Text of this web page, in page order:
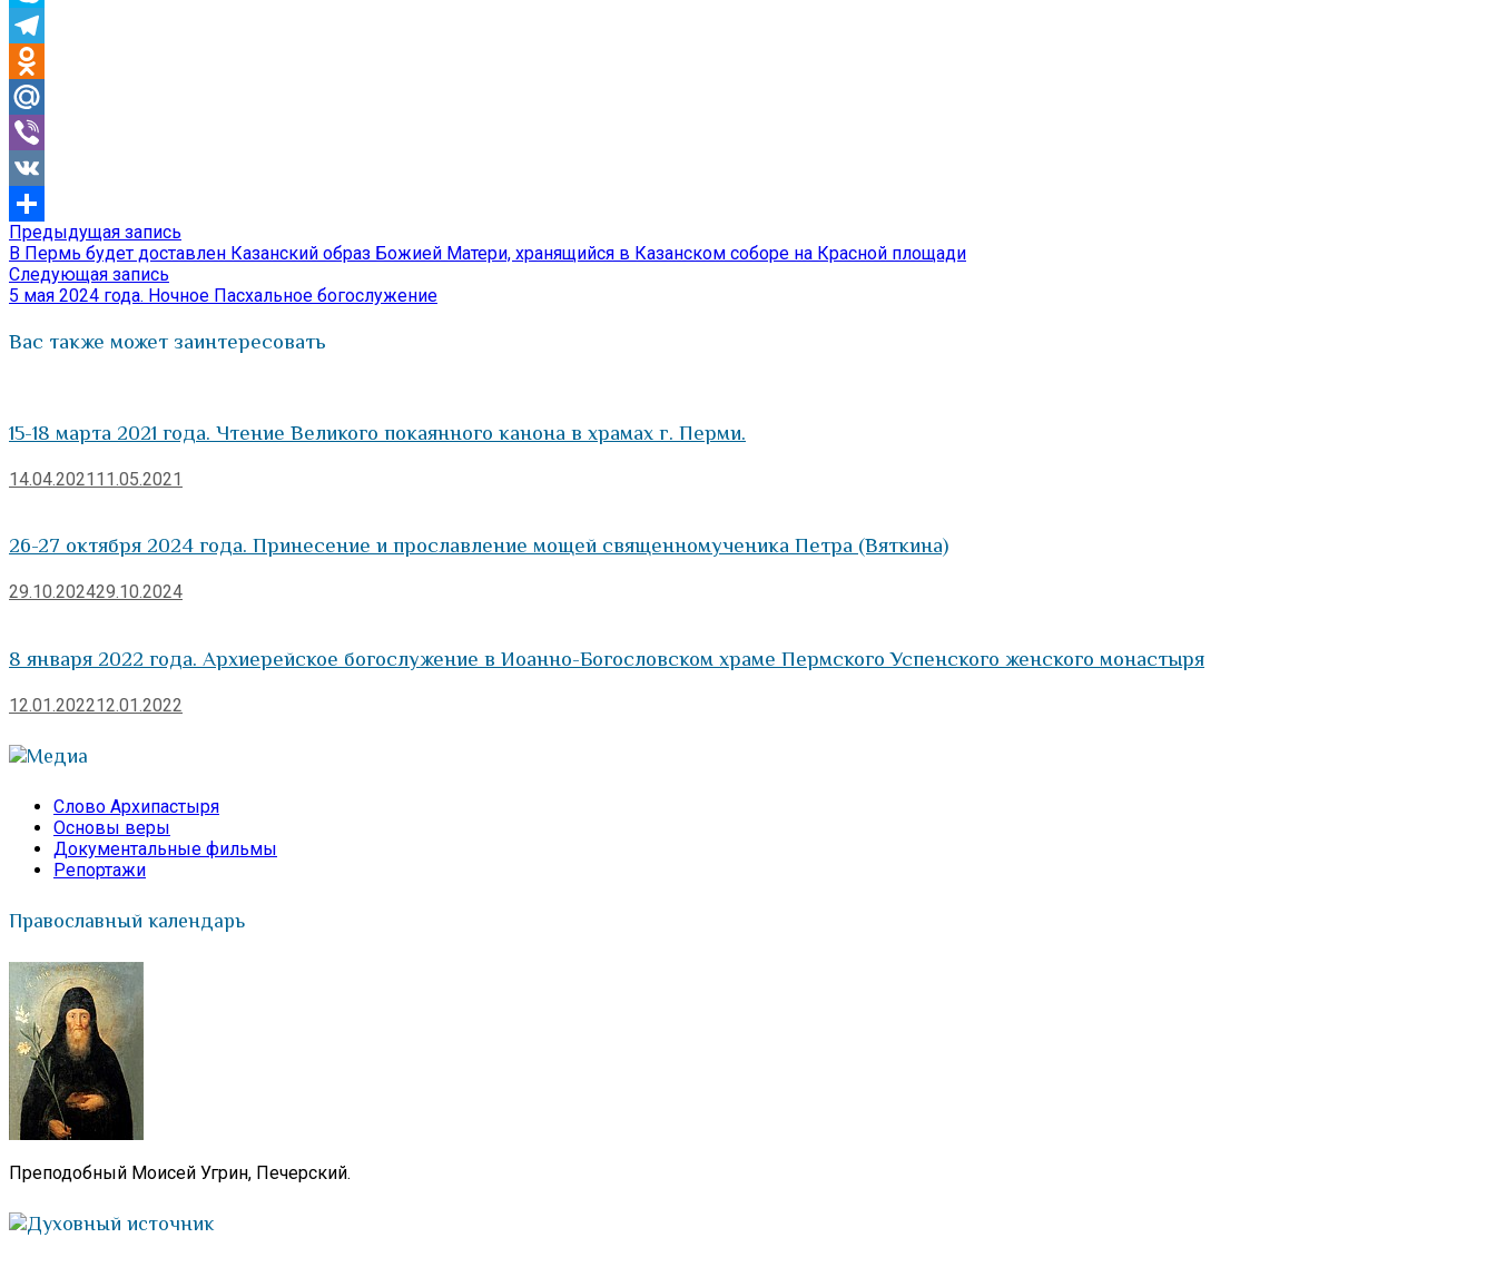
Skype
Telegram
Odnoklassniki
Mail.Ru
Viber
VK
Отправить
Навигация
по
записям
Предыдущая запись
запись:
В Пермь будет доставлен Казанский образ Божией Матери, хранящийся в Казанском соборе на Красной площади
Следующая запись
запись:
5 мая 2024 года. Ночное Пасхальное богослужение
Вас также может заинтересовать
15-18 марта 2021 года. Чтение Великого покаянного канона в храмах г. Перми.
14.04.2021 11.05.2021
26-27 октября 2024 года. Принесение и прославление мощей священномученика Петра (Вяткина)
29.10.202429.10.2024
8 января 2022 года. Архиерейское богослужение в Иоанно-Богословском храме Пермского Успенского женского монастыря
12.01.202212.01.2022
Медиа
Слово Архипастыря
Основы веры
Документальные фильмы
Репортажи
Православный календарь
Преподобный Моисей Угрин, Печерский.
Духовный источник